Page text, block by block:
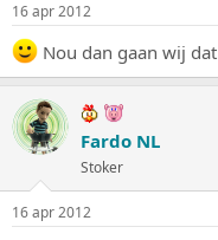
16 apr 2012
Nou dan gaan wij
Fardo NL
Stoker
16 apr 2012